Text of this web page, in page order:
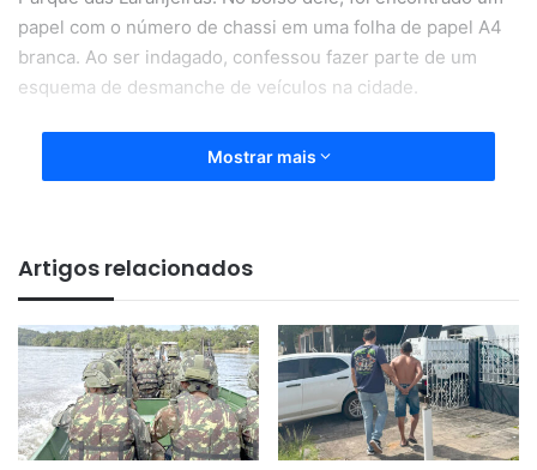
papel com o número de chassi em uma folha de papel A4
branca. Ao ser indagado, confessou fazer parte de um
esquema de desmanche de veículos na cidade.
Mostrar mais
Artigos relacionados